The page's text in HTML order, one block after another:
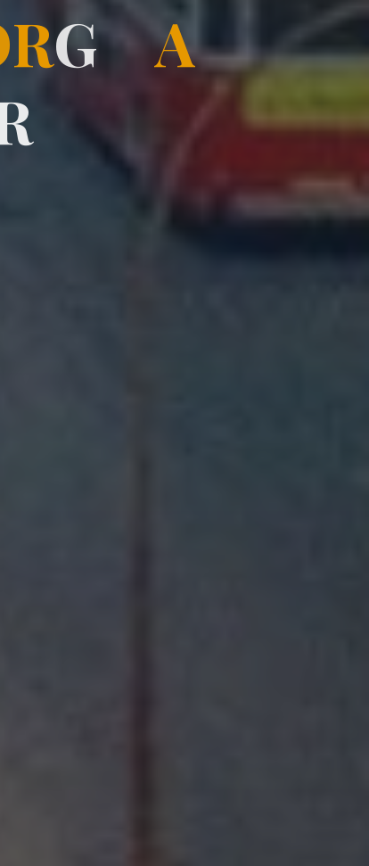
RG
G A
R